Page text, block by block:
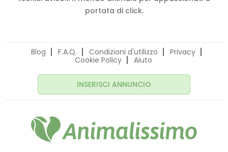
portata di click.
Blog F.A.Q. Condizioni d'utilizzo
Privacy
Cookie Policy
Aiuto
INSERISCI ANNUNCIO